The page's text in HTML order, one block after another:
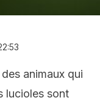
animaux qui
lucioles sont